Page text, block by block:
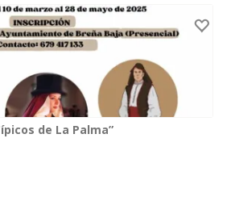
de La Palma”